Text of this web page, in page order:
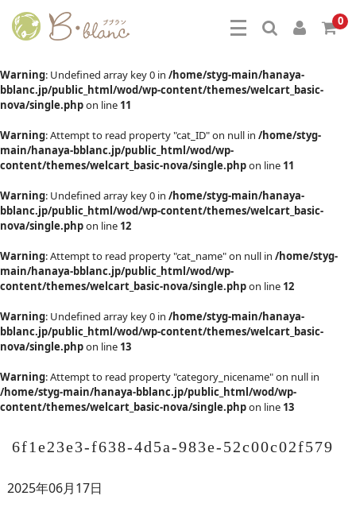
0
Warning: Undefined array key 0 in /home/styg-main/hanaya-
bblanc.jp/public_html/wod/wp-content/themes/welcart_basic-
nova/single.phpon line 11
Warning: Attempt to read property "cat_ID" on null in /home/styg-
main/hanaya-bblanc.jp/public_html/wod/wp-
content/themes/welcart_basic-nova/single.phpon line 11
Warning: Undefined array key 0 in /home/styg-main/hanaya-
bblanc.jp/public_html/wod/wp-content/themes/welcart_basic-
nova/single.phpon line 12
Warning: Attempt to read property "cat_name" on null in /home/styg-
main/hanaya-bblanc.jp/public_html/wod/wp-
content/themes/welcart_basic-nova/single.phpon line 12
Warning: Undefined array key 0 in /home/styg-main/hanaya-
bblanc.jp/public_html/wod/wp-content/themes/welcart_basic-
nova/single.phpon line 13
Warning: Attempt to read property "category_nicename" on null in
/home/styg-main/hanaya-bblanc.jp/public_html/wod/wp-
content/themes/welcart_basic-nova/single.phpon line 13
6f1e23e3-f638-4d5a-983e-52c00c02f579
2025年06月17日